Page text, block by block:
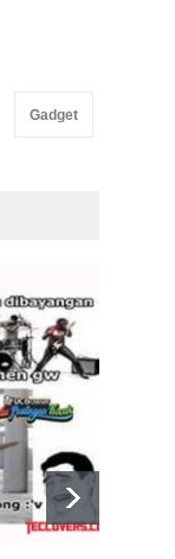
Gadget